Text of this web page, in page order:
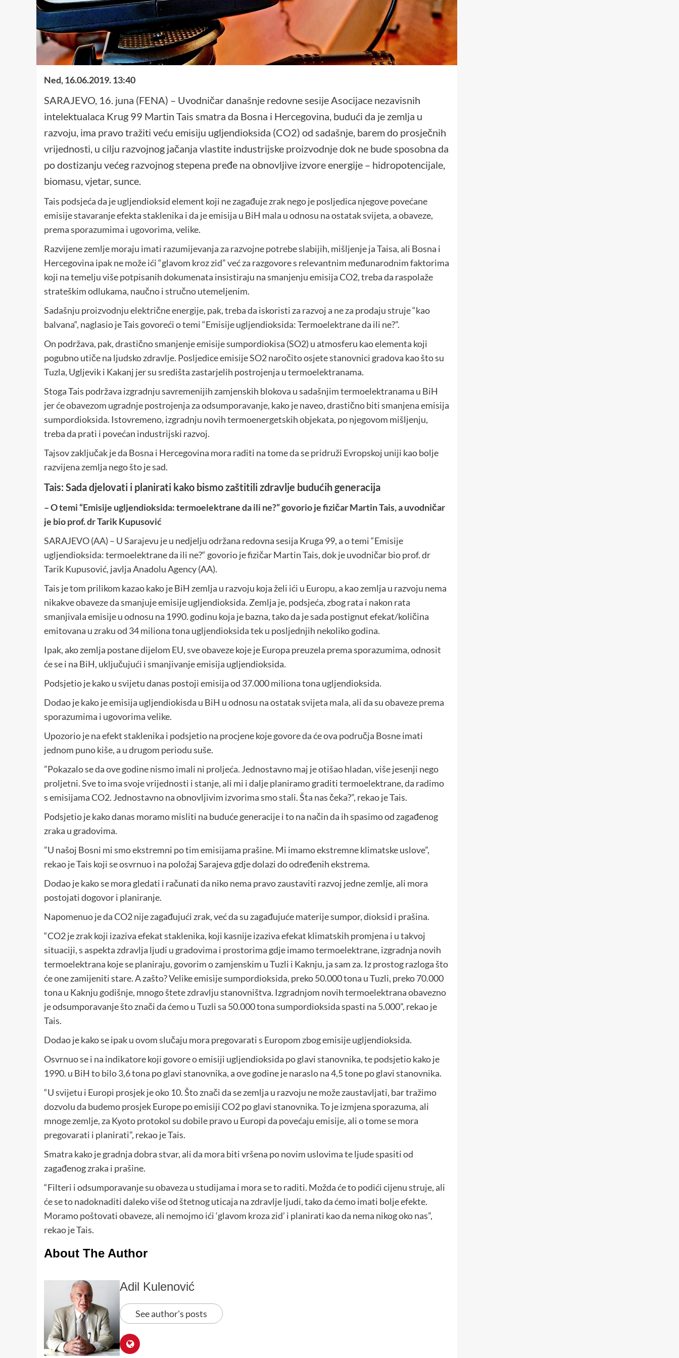
Ned, 16.06.2019. 13:40
SARAJEVO, 16. juna (FENA) – Uvodničar današnje redovne sesije Asocijace nezavisnih
intelektualaca Krug 99 Martin Tais smatra da Bosna i Hercegovina, budući da je zemlja u
razvoju, ima pravo tražiti veću emisiju ugljendioksida (CO2) od sadašnje, barem do prosječnih
vrijednosti, u cilju razvojnog jačanja vlastite industrijske proizvodnje dok ne bude sposobna da
po dostizanju većeg razvojnog stepena pređe na obnovljive izvore energije – hidropotencijale,
biomasu, vjetar, sunce.
Tais podsjeća da je ugljendioksid element koji ne zagađuje zrak nego je posljedica njegove povećane
emisije stavaranje efekta staklenika i da je emisija u BiH mala u odnosu na ostatak svijeta, a obaveze,
prema sporazumima i ugovorima, velike.
Razvijene zemlje moraju imati razumijevanja za razvojne potrebe slabijih, mišljenje ja Taisa, ali Bosna i
Hercegovina ipak ne može ići “glavom kroz zid” već za razgovore s relevantnim međunarodnim faktorima
koji na temelju više potpisanih dokumenata insistiraju na smanjenju emisija CO2, treba da raspolaže
strateškim odlukama, naučno i stručno utemeljenim.
Sadašnju proizvodnju električne energije, pak, treba da iskoristi za razvoj a ne za prodaju struje “kao
balvana“, naglasio je Tais govoreći o temi “Emisije ugljendioksida: Termoelektrane da ili ne?”.
On podržava, pak, drastično smanjenje emisije sumpordiokisa (SO2) u atmosferu kao elementa koji
pogubno utiče na ljudsko zdravlje. Posljedice emisije SO2 naročito osjete stanovnici gradova kao što su
Tuzla, Ugljevik i Kakanj jer su središta zastarjelih postrojenja u termoelektranama.
Stoga Tais podržava izgradnju savremenijih zamjenskih blokova u sadašnjim termoelektranama u BiH
jer će obavezom ugradnje postrojenja za odsumporavanje, kako je naveo, drastično biti smanjena emisija
sumpordioksida. Istovremeno, izgradnju novih termoenergetskih objekata, po njegovom mišljenju,
treba da prati i povećan industrijski razvoj.
Tajsov zaključak je da Bosna i Hercegovina mora raditi na tome da se pridruži Evropskoj uniji kao bolje
razvijena zemlja nego što je sad.
Tais: Sada djelovati i planirati kako bismo zaštitili zdravlje budućih generacija
– O temi “Emisije ugljendioksida: termoelektrane da ili ne?” govorio je fizičar Martin Tais, a uvodničar
je bio prof. dr Tarik Kupusović
SARAJEVO (AA) – U Sarajevu je u nedjelju održana redovna sesija Kruga 99, a o temi “Emisije
ugljendioksida: termoelektrane da ili ne?“ govorio je fizičar Martin Tais, dok je uvodničar bio prof. dr
Tarik Kupusović, javlja Anadolu Agency (AA).
Tais je tom prilikom kazao kako je BiH zemlja u razvoju koja želi ići u Europu, a kao zemlja u razvoju nema
nikakve obaveze da smanjuje emisije ugljendioksida. Zemlja je, podsjeća, zbog rata i nakon rata
smanjivala emisije u odnosu na 1990. godinu koja je bazna, tako da je sada postignut efekat/količina
emitovana u zraku od 34 miliona tona ugljendioksida tek u posljednjih nekoliko godina.
Ipak, ako zemlja postane dijelom EU, sve obaveze koje je Europa preuzela prema sporazumima, odnosit
će se i na BiH, uključujući i smanjivanje emisija ugljendioksida.
Podsjetio je kako u svijetu danas postoji emisija od 37.000 miliona tona ugljendioksida.
Dodao je kako je emisija ugljendiokisda u BiH u odnosu na ostatak svijeta mala, ali da su obaveze prema
sporazumima i ugovorima velike.
Upozorio je na efekt staklenika i podsjetio na procjene koje govore da će ova područja Bosne imati
jednom puno kiše, a u drugom periodu suše.
”Pokazalo se da ove godine nismo imali ni proljeća. Jednostavno maj je otišao hladan, više jesenji nego
proljetni. Sve to ima svoje vrijednosti i stanje, ali mi i dalje planiramo graditi termoelektrane, da radimo
s emisijama CO2. Jednostavno na obnovljivim izvorima smo stali. Šta nas čeka?”, rekao je Tais.
Podsjetio je kako danas moramo misliti na buduće generacije i to na način da ih spasimo od zagađenog
zraka u gradovima.
”U našoj Bosni mi smo ekstremni po tim emisijama prašine. Mi imamo ekstremne klimatske uslove”,
rekao je Tais koji se osvrnuo i na položaj Sarajeva gdje dolazi do određenih ekstrema.
Dodao je kako se mora gledati i računati da niko nema pravo zaustaviti razvoj jedne zemlje, ali mora
postojati dogovor i planiranje.
Napomenuo je da CO2 nije zagađujući zrak, već da su zagađujuće materije sumpor, dioksid i prašina.
“CO2 je zrak koji izaziva efekat staklenika, koji kasnije izaziva efekat klimatskih promjena i u takvoj
situaciji, s aspekta zdravlja ljudi u gradovima i prostorima gdje imamo termoelektrane, izgradnja novih
termoelektrana koje se planiraju, govorim o zamjenskim u Tuzli i Kaknju, ja sam za. Iz prostog razloga što
će one zamijeniti stare. A zašto? Velike emisije sumpordioksida, preko 50.000 tona u Tuzli, preko 70.000
tona u Kaknju godišnje, mnogo štete zdravlju stanovništva. Izgradnjom novih termoelektrana obavezno
je odsumporavanje što znači da ćemo u Tuzli sa 50.000 tona sumpordioksida spasti na 5.000”, rekao je
Tais.
Dodao je kako se ipak u ovom slučaju mora pregovarati s Europom zbog emisije ugljendioksida.
Osvrnuo se i na indikatore koji govore o emisiji ugljendioksida po glavi stanovnika, te podsjetio kako je
1990. u BiH to bilo 3,6 tona po glavi stanovnika, a ove godine je naraslo na 4,5 tone po glavi stanovnika.
“U svijetu i Europi prosjek je oko 10. Što znači da se zemlja u razvoju ne može zaustavljati, bar tražimo
dozvolu da budemo prosjek Europe po emisiji CO2 po glavi stanovnika. To je izmjena sporazuma, ali
mnoge zemlje, za Kyoto protokol su dobile pravo u Europi da povećaju emisije, ali o tome se mora
pregovarati i planirati”, rekao je Tais.
Smatra kako je gradnja dobra stvar, ali da mora biti vršena po novim uslovima te ljude spasiti od
zagađenog zraka i prašine.
“Filteri i odsumporavanje su obaveza u studijama i mora se to raditi. Možda će to podići cijenu struje, ali
će se to nadoknaditi daleko više od štetnog uticaja na zdravlje ljudi, tako da ćemo imati bolje efekte.
Moramo poštovati obaveze, ali nemojmo ići ‘glavom kroza zid’ i planirati kao da nema nikog oko nas”,
rekao je Tais.
About The Author
Adil Kulenović
See author's posts